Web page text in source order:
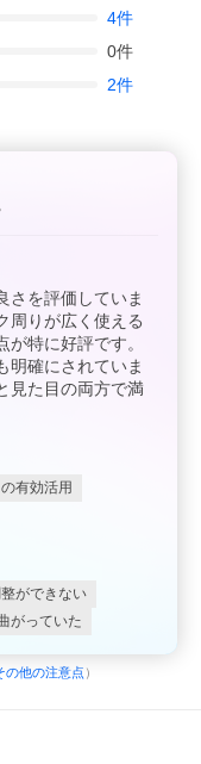
4件
0件
2件
さを評価していま
周りが広く使える
特に好評です。
明確にされていま
見た目の両方で満
有効活用
ができない
がっていた
の他の注意点 ）